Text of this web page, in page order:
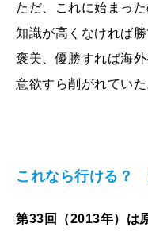
ただ、これに始まっ
知識が高くなければ
褒美、優勝すれば海
意欲すら削がれていた
これなら行ける？
第33回（2013年）は